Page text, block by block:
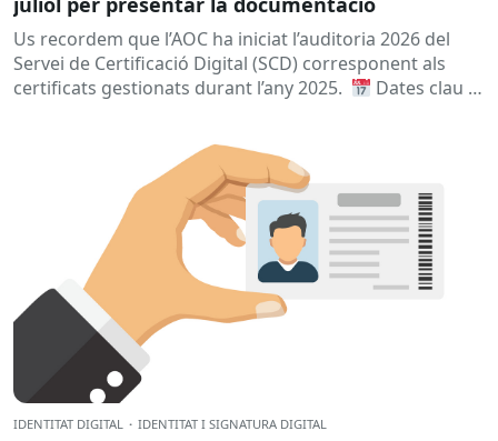
Us recordem que l’AOC ha iniciat l’auditoria 2026 del
Servei de Certificació Digital (SCD) corresponent als
certificats gestionats durant l’any 2025.
Dates clau
IDENTITAT DIGITAL · IDENTITAT I SIGNATURA DIGITAL